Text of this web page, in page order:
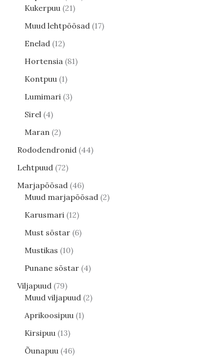
Kukerpuu 21
Muud lehtpõõsad 17
Enelad 12
Hortensia 81
Kontpuu 1
Lumimari 3
Sirel 4
Maran 2
Rododendronid 44
Lehtpuud 72
Marjapõõsad 46
Muud marjapõõsad 2
Karusmari 12
Must sõstar 6
Mustikas 10
Punane sõstar 4
Viljapuud 79
Muud viljapuud 2
Aprikoosipuu 1
Kirsipuu 13
Õunapuu 46